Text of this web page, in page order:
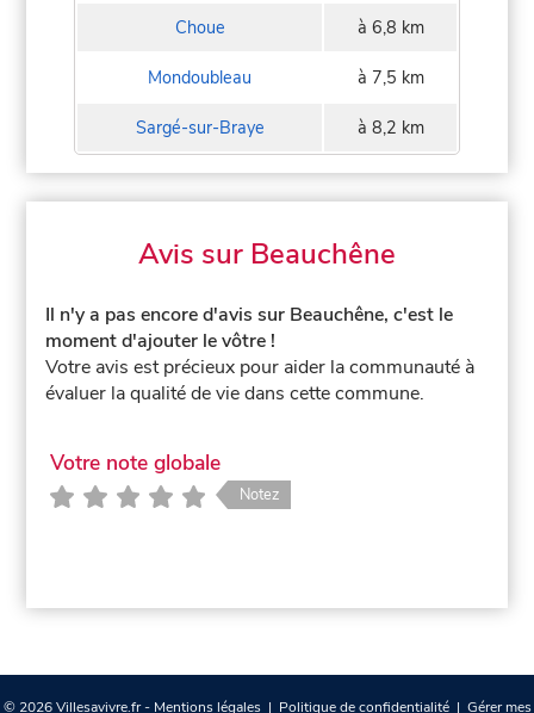
Choue à 6,8 km
Mondoubleau à 7,5 km
Sargé-sur-Braye à 8,2 km
Avis sur Beauchêne
Il n'y a pas encore d'avis sur Beauchêne, c'est le
moment d'ajouter le vôtre !
Votre avis est précieux pour aider la communauté à
évaluer la qualité de vie dans cette commune.
Votre note globale
Notez
© 2026 Villesavivre.fr - Mentions légales| Politique de confidentialité| Gérer mes